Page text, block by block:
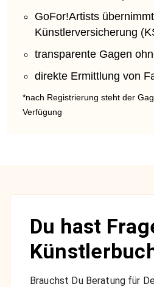
GoFor!Artists
Künstlerversicherung
transparente Gagen
direkte Ermittlung von
*nach Registrierung steht der
Verfügung
Du hast
Brauchst Du Beratung für